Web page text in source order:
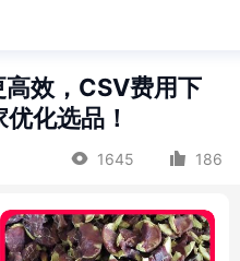
效，CSV费用下
化选品！
1645 186